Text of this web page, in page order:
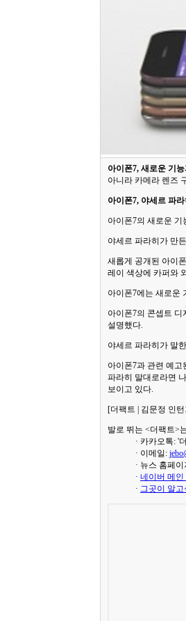
아이폰7, 새로운 기
아니라 카메라 렌즈
아이폰7, 야세르 파
아이폰7의 새로운
야세르 파라히가 만
새롭게 공개된 아이
레이 색상에 카퍼와
아이폰7에는 새로운
아이폰7의 콘셉트
설명했다.
야세르 파라히가 말
아이폰7과 관련 예
파라히 말대로라면
보이고 있다.
[더팩트 | 김문정 인턴
발로 뛰는 <더팩트>
· 카카오톡: '
· 이메일:
· 뉴스 홈페이
· 네이버 메
· 그곳이 알